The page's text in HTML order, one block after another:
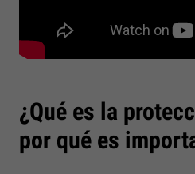
¿Qué es la
por qué es